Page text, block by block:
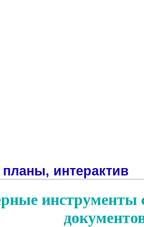
интерактив
инструменты